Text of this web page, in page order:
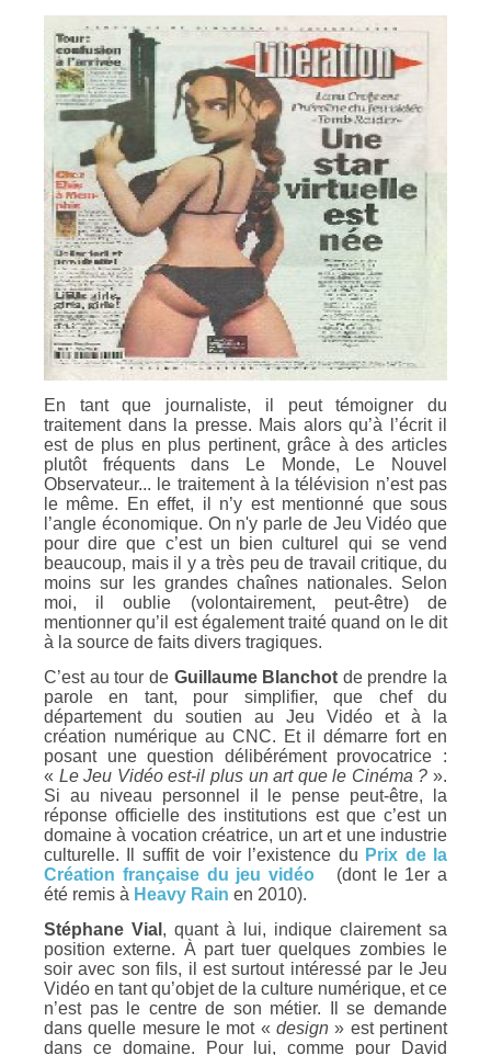
En tant que journaliste, il peut témoigner du
traitement dans la presse. Mais alors qu’à l’écrit il
est de plus en plus pertinent, grâce à des articles
plutôt fréquents dans Le Monde, Le Nouvel
Observateur... le traitement à la télévision n’est pas
le même. En effet, il n’y est mentionné que sous
l’angle économique. On n'y parle de Jeu Vidéo que
pour dire que c’est un bien culturel qui se vend
beaucoup, mais il y a très peu de travail critique, du
moins sur les grandes chaînes nationales. Selon
moi, il oublie (volontairement, peut-être) de
mentionner qu’il est également traité quand on le dit
à la source de faits divers tragiques.
C’est au tour de Guillaume Blanchot de prendre la
parole en tant, pour simplifier, que chef du
département du soutien au Jeu Vidéo et à la
création numérique au CNC. Et il démarre fort en
posant une question délibérément provocatrice :
« Le Jeu Vidéo est-il plus un art que le Cinéma ? ».
Si au niveau personnel il le pense peut-être, la
réponse officielle des institutions est que c’est un
domaine à vocation créatrice, un art et une industrie
culturelle. Il suffit de voir l’existence du Prix de la
Création française du jeu vidéo
(dont le 1er a
été remis à Heavy Rain en 2010).
Stéphane Vial , quant à lui, indique clairement sa
position externe. À part tuer quelques zombies le
soir avec son fils, il est surtout intéressé par le Jeu
Vidéo en tant qu’objet de la culture numérique, et ce
n’est pas le centre de son métier. Il se demande
dans quelle mesure le mot « design » est pertinent
dans ce domaine. Pour lui, comme pour David